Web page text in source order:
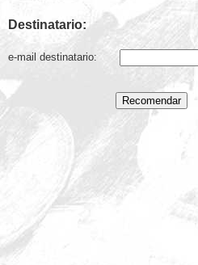
Destinatario:
e-mail destinatario: